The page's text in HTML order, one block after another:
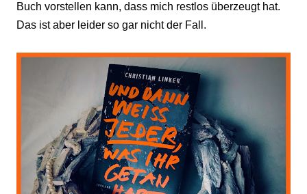
Buch vorstellen kann, dass mich restlos überzeugt hat.
Das ist aber leider so gar nicht der Fall.